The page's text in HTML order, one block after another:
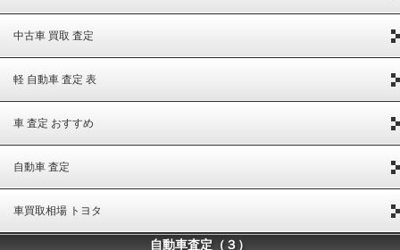
中古車 買取 査定
軽 自動車 査定 表
車 査定 おすすめ
自動車 査定
車買取相場 トヨタ
自動車査定（３）